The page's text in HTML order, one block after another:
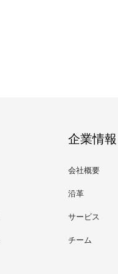
企業情報
会社概要
沿革
サービス
チーム